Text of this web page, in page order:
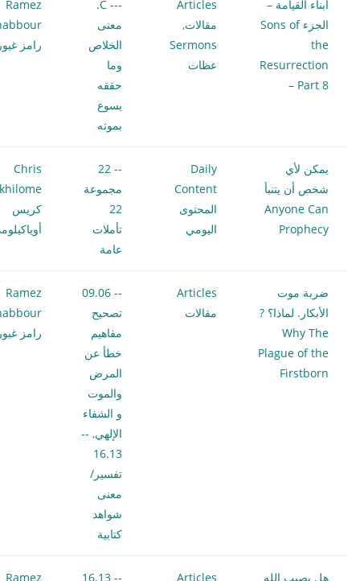
أبناء القيامة –
الجزء Sons of
the
Resurrection
– Part 8
Articles
مقالات,
Sermons
عظات
--- C.
معنى
الخلاص
وما
حققه
يسوع
بموته
Ramez
رامز
يمكن لأي
شخص أن يتنبأ
Anyone Can
Prophecy
Daily
Content
المحتوى
اليومي
-- 22
مجموعة
22
تأملات
عامة
Chris
كريس
ضربة موت
الأبكار. لماذا؟ ?
Why The
Plague of the
Firstborn
Articles
مقالات
-- 09.06
تصحيح
مفاهيم
خطأ عن
المرض
والموت
و الشفاء
الإلهي,
--
16.13
تفسير/
معنى
شواهد
كتابية
Ramez
رامز
هل يصيب الله
Articles
-- 16.13
Ramez